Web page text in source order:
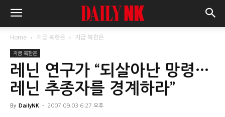
Home 지금 북한은 지금 북한은
지금 북한은
레닌 연구가 “되살아난 망령…
레닌 추종자를 경계하라”
By DailyNK - 2007.09.03 6:27 오후